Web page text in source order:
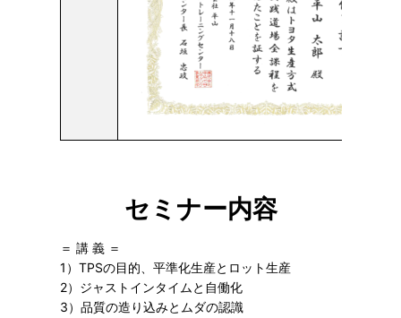
セミナー内容
＝ 講 義 ＝
1）TPSの目的、平準化生産とロット生産
2）ジャストインタイムと自働化
3）品質の造り込みとムダの認識